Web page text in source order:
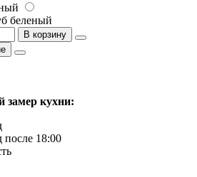
В корзину
замер кухни:
после 18:00